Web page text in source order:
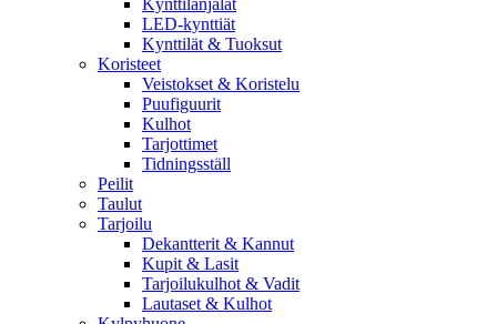
Kynttilänjalat
LED-kynttiät
Kynttilät & Tuoksut
Koristeet
Veistokset & Koristelu
Puufiguurit
Kulhot
Tarjottimet
Tidningsställ
Peilit
Taulut
Tarjoilu
Dekantterit & Kannut
Kupit & Lasit
Tarjoilukulhot & Vadit
Lautaset & Kulhot